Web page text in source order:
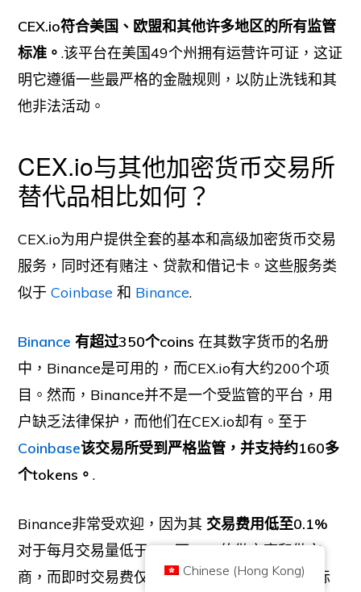
CEX.io符合美国、欧盟和其他许多地区的所有监管
标准。.该平台在美国49个州拥有运营许可证，这证
明它遵循一些最严格的金融规则，以防止洗钱和其
他非法活动。
CEX.io与其他加密货币交易所
替代品相比如何？
CEX.io为用户提供全套的基本和高级加密货币交易
服务，同时还有赌注、贷款和借记卡。这些服务类
似于Coinbase 和 Binance.
Binance 有超过350个coins 在其数字货币的名册
中，Binance是可用的，而CEX.io有大约200个项
目。然而，Binance并不是一个受监管的平台，用
户缺乏法律保护，而他们在CEX.io却有。至于
Coinbase该交易所受到严格监管，并支持约160多
个tokens。.
Binance非常受欢迎，因为其 交易费用低至0.1%
对于每月交易量低于100万USD的做市商和做市
商，而即时交易费仅为0.5%。Coinbase的收费标
版權所有 © 2026 Brilliant British Ltd trading as Coin Kickoff
公司编号10490224
地址:3rd Floor Great Titchfield House, 14-18 Great Titchfield Street,
London, United Kingdom, W1W 8BD
内容是为了提供信息，而不是投资建议。过去的业绩并不代表未来的结果。投
加密货币不受英国金融行为监管局的监管，不受英国金融服务补偿计划的保
币销售的利润。
首页 关于 隐私政策 联系我们
Chinese (Hong Kong)